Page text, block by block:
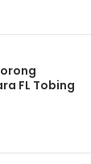
FL Tobing